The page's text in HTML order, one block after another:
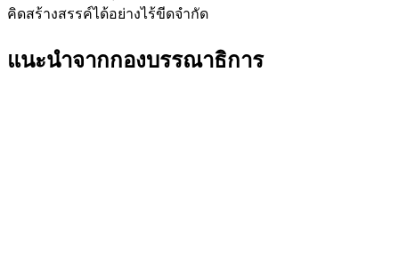
คิดสร้างสรรค์ได้อย่างไร้ขีดจำกัด
แนะนำจากกองบรรณาธิการ